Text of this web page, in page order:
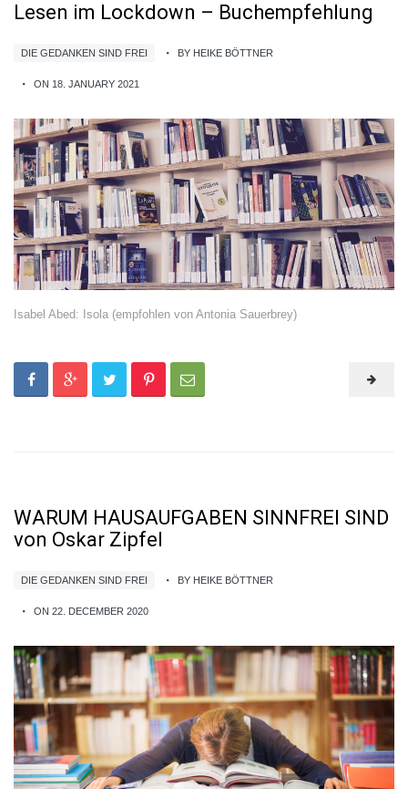
Lesen im Lockdown – Buchempfehlung
DIE GEDANKEN SIND FREI BY HEIKE BÖTTNER
ON 18. JANUARY 2021
Isabel Abed: Isola (empfohlen von Antonia Sauerbrey)
WARUM HAUSAUFGABEN SINNFREI SIND
von Oskar Zipfel
DIE GEDANKEN SIND FREI BY HEIKE BÖTTNER
ON 22. DECEMBER 2020